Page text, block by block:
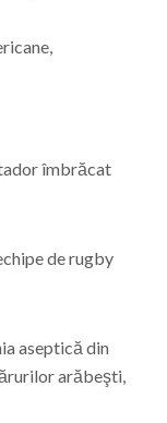
îmbrăcat
de rugby
aseptică din
arăbeşti,